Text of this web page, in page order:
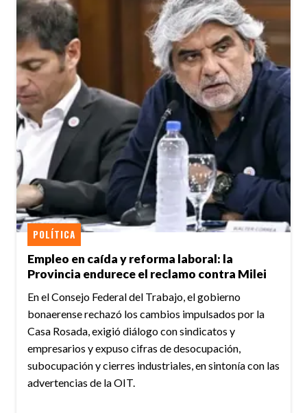
Empleo en caída y reforma laboral: la
Provincia endurece el reclamo contra Milei
POLÍTICA
En el Consejo Federal del Trabajo, el gobierno
bonaerense rechazó los cambios impulsados por la
Casa Rosada, exigió diálogo con sindicatos y
empresarios y expuso cifras de desocupación,
subocupación y cierres industriales, en sintonía con las
advertencias de la OIT.